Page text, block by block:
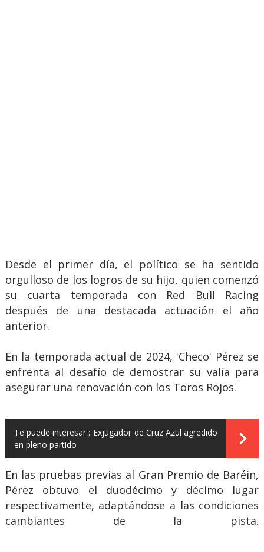
Desde el primer día, el político se ha sentido
orgulloso de los logros de su hijo, quien comenzó
su cuarta temporada con Red Bull Racing
después de una destacada actuación el año
anterior.
En la temporada actual de 2024, 'Checo' Pérez se
enfrenta al desafío de demostrar su valía para
asegurar una renovación con los Toros Rojos.
Te puede interesar : Exjugador de Cruz Azul agredido
en pleno partido
En las pruebas previas al Gran Premio de Baréin,
Pérez obtuvo el duodécimo y décimo lugar
respectivamente, adaptándose a las condiciones
cambiantes de la pista.